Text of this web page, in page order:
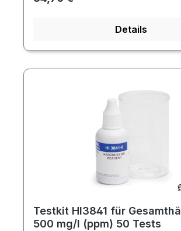
Details
Testkit HI3841 für
500 mg/l (ppm) 50 Tests